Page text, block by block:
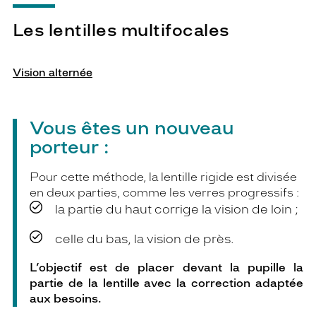
Les lentilles multifocales
Vision alternée
Vous êtes un nouveau
porteur :
Pour cette méthode, la lentille rigide est divisée
en deux parties, comme les verres progressifs :
la partie du haut corrige la vision de loin ;
celle du bas, la vision de près.
L’objectif est de placer devant la pupille la
partie de la lentille avec la correction adaptée
aux besoins.